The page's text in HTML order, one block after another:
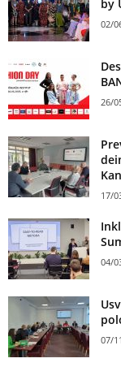
by
02/
26/
17/
04/
07/